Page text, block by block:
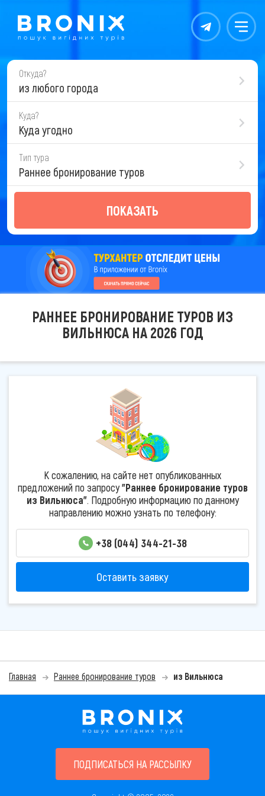
Контакты Меню
Откуда?
из любого города
Куда?
Куда угодно
Тип тура
Раннее бронирование туров
ПОКАЗАТЬ
РАННЕЕ БРОНИРОВАНИЕ ТУРОВ ИЗ
ВИЛЬНЮСА НА 2026 ГОД
К сожалению, на сайте нет опубликованных
предложений по запросу"Раннее бронирование туров
из Вильнюса". Подробную информацию по данному
направлению можно узнать по телефону:
+38 (044) 344-21-38
Оставить заявку
Главная Раннее бронирование туров из Вильнюса
ПОДПИСАТЬСЯ НА РАССЫЛКУ